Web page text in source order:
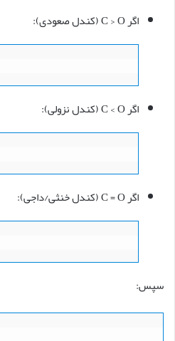
اگر C > O (کندل صعودی):
اگر C < O (کندل نزولی):
اگر C = O (کندل خنثی/داجی):
سپس: